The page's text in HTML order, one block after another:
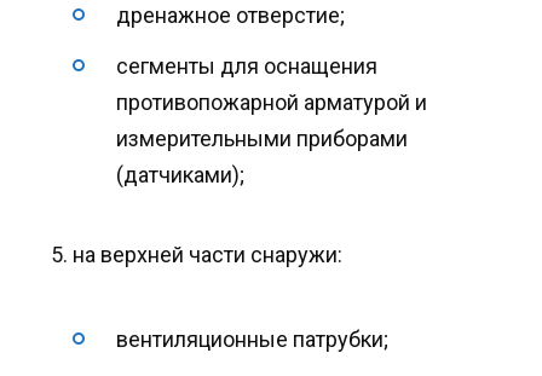
дренажное отверстие;
сегменты для оснащения
противопожарной арматурой и
измерительными приборами
(датчиками);
на верхней части снаружи:
вентиляционные патрубки;